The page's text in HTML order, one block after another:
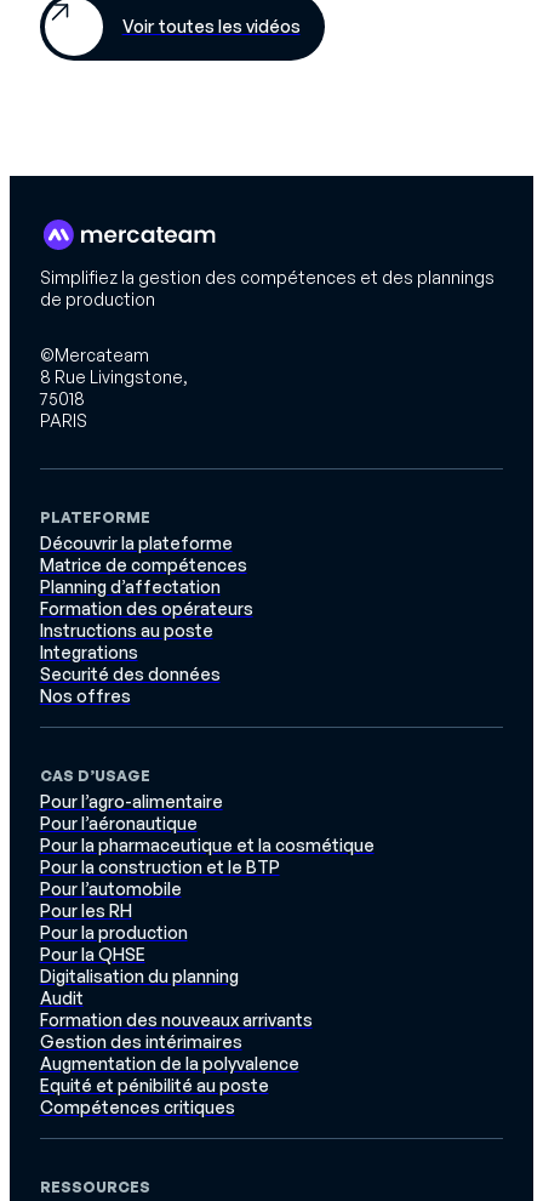
Voir toutes les vidéos
Simplifiez la gestion des compétences et des plannings
de production
©Mercateam
8 Rue Livingstone,
75018
PARIS
PLATEFORME
Découvrir la plateforme
Matrice de compétences
Planning d’affectation
Formation des opérateurs
Instructions au poste
Integrations
Securité des données
Nos offres
CAS D’USAGE
Pour l’agro-alimentaire
Pour l’aéronautique
Pour la pharmaceutique et la cosmétique
Pour la construction et le BTP
Pour l’automobile
Pour les RH
Pour la production
Pour la QHSE
Digitalisation du planning
Audit
Formation des nouveaux arrivants
Gestion des intérimaires
Augmentation de la polyvalence
Equité et pénibilité au poste
Compétences critiques
RESSOURCES